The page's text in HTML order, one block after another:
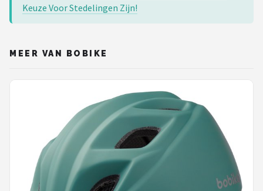
Keuze Voor Stedelingen Zijn!
MEER VAN BOBIKE